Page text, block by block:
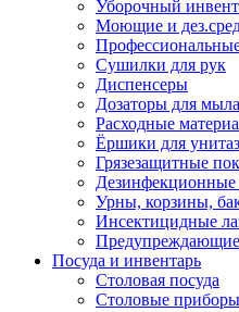
Уборочный
Моющие и
Сушилки для рук
Диспенсеры
Дозаторы для мыла
Расходные
Ёршики для
Грязезащитные
Урны, корзины,
Инсектицидные
Предупреждающие
Посуда и инвентарь
Столовая посуда
Столовые приборы